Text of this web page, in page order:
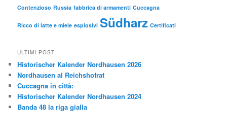
Contenzioso Russia fabbrica di armamenti Cuccagna
Ricco di latte e miele esplosivi Südharz Certificati
ULTIMI POST
Historischer Kalender Nordhausen 2026
Nordhausen al Reichshofrat
Cuccagna in città:
Historischer Kalender Nordhausen 2024
Banda 48 la riga gialla